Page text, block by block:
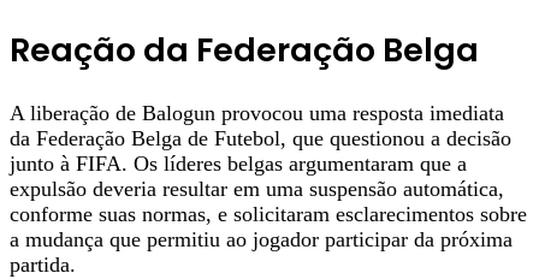
Reação da Federação Belga
A liberação de Balogun provocou uma resposta imediata
da Federação Belga de Futebol, que questionou a decisão
junto à FIFA. Os líderes belgas argumentaram que a
expulsão deveria resultar em uma suspensão automática,
conforme suas normas, e solicitaram esclarecimentos sobre
a mudança que permitiu ao jogador participar da próxima
partida.